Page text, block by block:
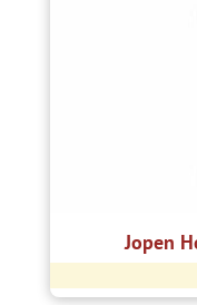
Jopen